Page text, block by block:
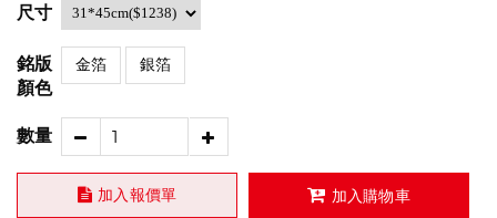
尺寸
銘版
顏色
金箔 銀箔
數量
加入報價單 加入購物車